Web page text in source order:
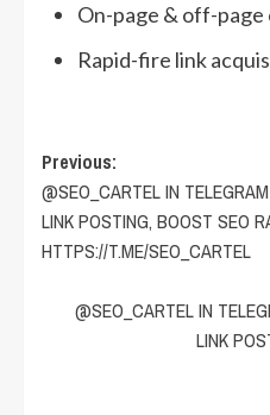
On-page & off-
Rapid-fire link
Post
navigation
Previous:
@SEO_CARTEL IN
LINK POSTING, BOOST SEO
HTTPS://T.ME/SEO_CARTEL
@SEO_CARTEL IN
LINK